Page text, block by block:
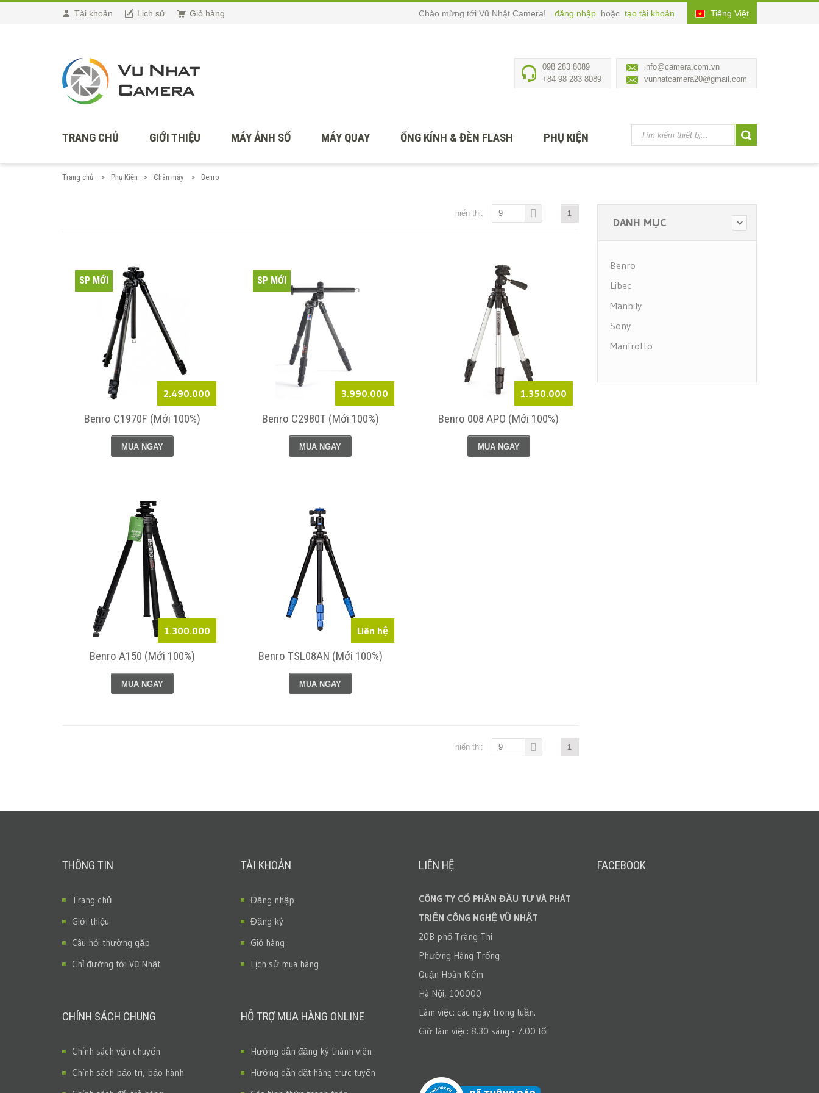
Tài khoản Lịch sử Giỏ hàng Tiếng Việt
Chào mừng tới Vũ Nhật Camera! đăng nhập hoặc tạo tài khoản
info@camera.com.vn
vunhatcamera20@gmail.com
098 283 8089
+84 98 283 8089
TRANG CHỦ GIỚI THIỆU MÁY ẢNH SỐ MÁY QUAY ỐNG KÍNH & ĐÈN FLASH PHỤ KIỆN
Trang chủ Phụ Kiện Chân máy Benro
1
hiển thị: 9
2.490.000
SP MỚI
Benro C1970F (Mới 100%)
MUA NGAY
3.990.000
SP MỚI
Benro C2980T (Mới 100%)
MUA NGAY
1.350.000
Benro 008 APO (Mới 100%)
MUA NGAY
1.300.000
Benro A150 (Mới 100%)
MUA NGAY
Liên hệ
Benro TSL08AN (Mới 100%)
MUA NGAY
1
hiển thị: 9
DANH MỤC
Benro
Libec
Manbily
Sony
Manfrotto
THÔNG TIN
Trang chủ
Giới thiệu
Câu hỏi thường gặp
Chỉ đường tới Vũ Nhật
CHÍNH SÁCH CHUNG
Chính sách vận chuyển
Chính sách bảo trì, bảo hành
TÀI KHOẢN
Đăng nhập
Đăng ký
Giỏ hàng
Lịch sử mua hàng
HỖ TRỢ MUA HÀNG ONLINE
Hướng dẫn đăng ký thành viên
Hướng dẫn đặt hàng trực tuyến
LIÊN HỆ
CÔNG TY CỔ PHẦN ĐẦU TƯ VÀ PHÁT
TRIỂN CÔNG NGHỆ VŨ NHẬT
20B phố Tràng Thi
Phường Hàng Trống
Quận Hoàn Kiếm
Hà Nội, 100000
Làm việc: các ngày trong tuần.
Giờ làm việc: 8.30 sáng - 7.00 tối
FACEBOOK